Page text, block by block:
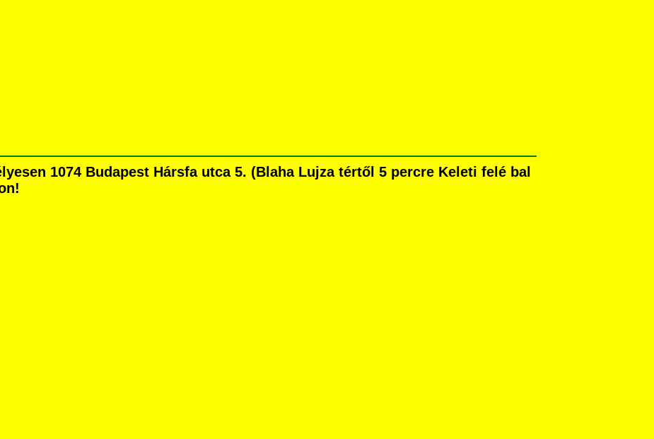
1074 Budapest Hársfa utca 5. (Blaha Lujza tértől 5 percre Keleti felé bal